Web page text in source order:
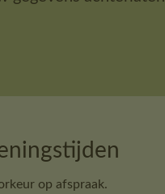
op afspraak.